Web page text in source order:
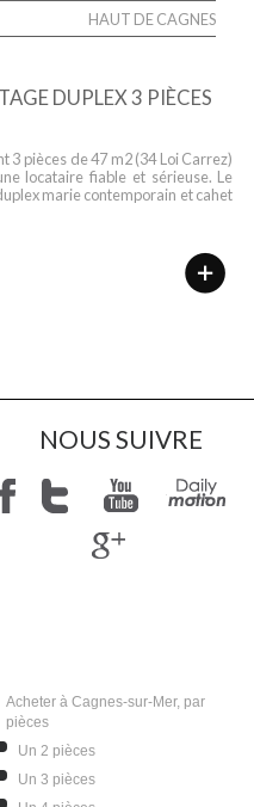
HAUT DE CAGNES
DUPLEX 3 PIÈCES
pièces de 47 m2 (34 Loi Carrez)
locataire fiable et sérieuse. Le
marie contemporain et cahet
NOUS SUIVRE
Acheter à Cagnes-sur-Mer, par
pièces
Un 2 pièces
Un 3 pièces